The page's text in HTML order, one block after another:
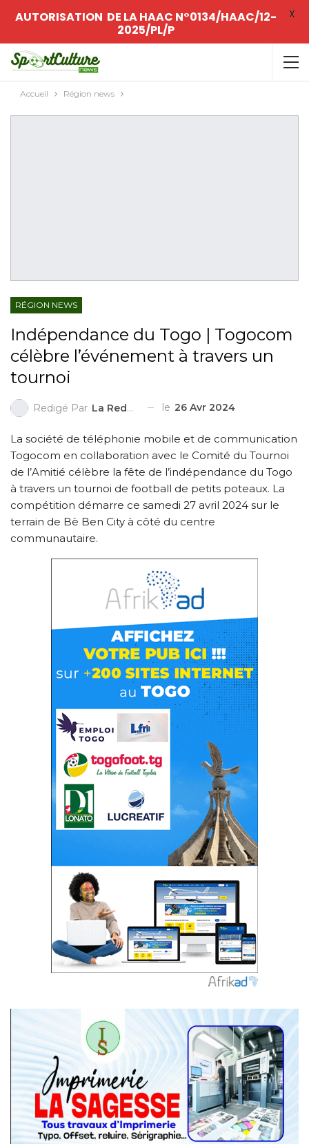
Accueil Région news
RÉGION NEWS
Indépendance du Togo | Togocom
célèbre l’événement à travers un
tournoi
Redigé Par La Redaction le 26 Avr 2024
La société de téléphonie mobile et de communication
Togocom en collaboration avec le Comité du Tournoi
de l’Amitié célèbre la fête de l’indépendance du Togo
à travers un tournoi de football de petits poteaux. La
compétition démarre ce samedi 27 avril 2024 sur le
terrain de Bè Ben City à côté du centre
communautaire.
AUTORISATION DE LA HAAC N°0134/HAAC/12-
2025/PL/P
X